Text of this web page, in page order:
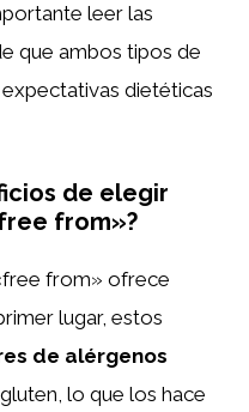
leer las
que ambos tipos de
dietéticas
de elegir
from»?
from» ofrece
lugar, estos
de alérgenos
lo que los hace